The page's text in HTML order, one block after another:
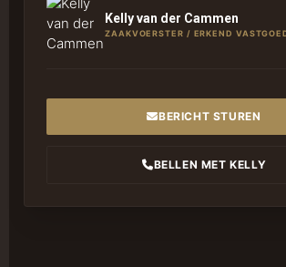
Kelly van der Cammen
ZAAKVOERSTER / ERKEND
BERICHT STUREN
BELLEN MET KELLY